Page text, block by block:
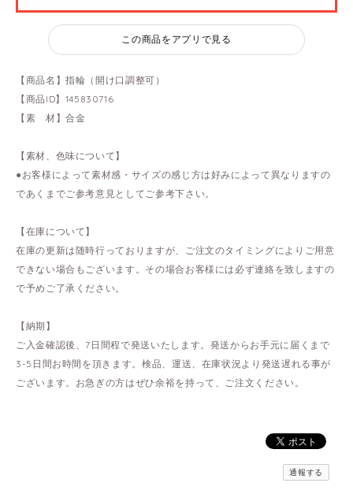
この商品をアプリで見る
【商品名】指輪（開け口調整可）
【商品ID】145830716
【素 材】合金
【素材、色味について】
●お客様によって素材感・サイズの感じ方は好みによって異なりますの
であくまでご参考意見としてご参考下さい。
【在庫について】
在庫の更新は随時行っておりますが、ご注文のタイミングによりご用意
できない場合もございます。その場合お客様には必ず連絡を致しますの
で予めご了承ください。
【納期】
ご入金確認後、7日間程で発送いたします。発送からお手元に届くまで
3-5日間お時間を頂きます。検品、運送、在庫状況より発送遅れる事が
ございます。お急ぎの方はぜひ余裕を持って、ご注文ください。
通報する